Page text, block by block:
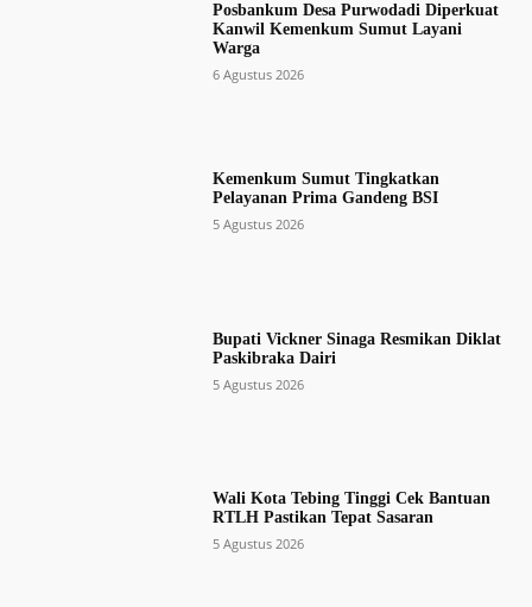
Posbankum Desa Purwodadi Diperkuat
Kanwil Kemenkum Sumut Layani
Warga
6 Agustus 2026
Kemenkum Sumut Tingkatkan
Pelayanan Prima Gandeng BSI
5 Agustus 2026
Bupati Vickner Sinaga Resmikan Diklat
Paskibraka Dairi
5 Agustus 2026
Wali Kota Tebing Tinggi Cek Bantuan
RTLH Pastikan Tepat Sasaran
5 Agustus 2026